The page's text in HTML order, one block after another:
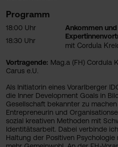
Programm
18:00 Uhr
Ankommen
18:30 Uhr
mit Cordula
Vortragende: Mag.a (FH) Cordula
Carus e.U.
Als Initiatorin eines Vorarlberger
die Inner Development Goals in
Gesellschaft bekannter zu
Entrepreneurin und
sozial kreativen Methoden mit
Identitätsarbeit. Dabei verbinde
Haltung der Positiven